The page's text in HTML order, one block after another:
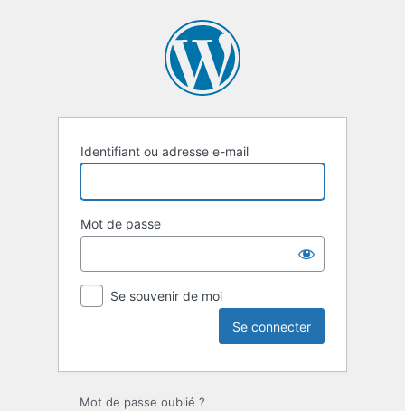
Identifiant ou adresse e-mail
Mot de passe
Se souvenir de moi
Mot de passe oublié ?